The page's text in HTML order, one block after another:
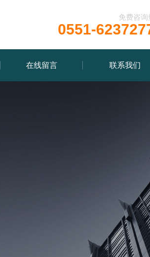
免费咨询
0551-
在线留言 联系我们